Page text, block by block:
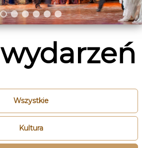
wydarzeń
Wszystkie
Kultura